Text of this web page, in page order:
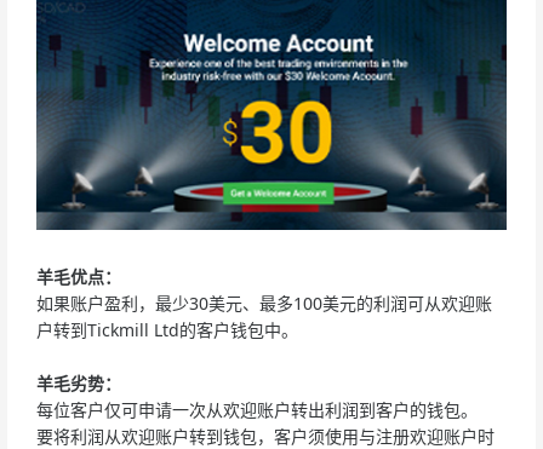
羊毛优点：
如果账户盈利，最少30美元、最多100美元的利润可从欢迎账
户转到Tickmill Ltd的客户钱包中。
羊毛劣势：
每位客户仅可申请一次从欢迎账户转出利润到客户的钱包。
要将利润从欢迎账户转到钱包，客户须使用与注册欢迎账户时